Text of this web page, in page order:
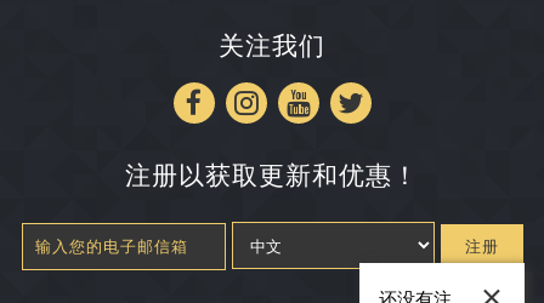
关注我们
注册以获取更新和优惠！
注册
×
还没有注